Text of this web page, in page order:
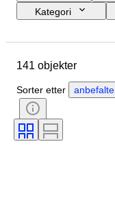
Kategori
Opprinnelsesland
Spiss-størrelse
141 objekter
Sorter etter anbefalte